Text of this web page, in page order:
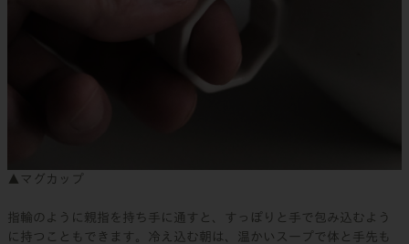
▲マグカップ
指輪のように親指を持ち手に通すと、すっぽりと手で包み込むよう
に持つこともできます。冷え込む朝は、温かいスープで体と手先も